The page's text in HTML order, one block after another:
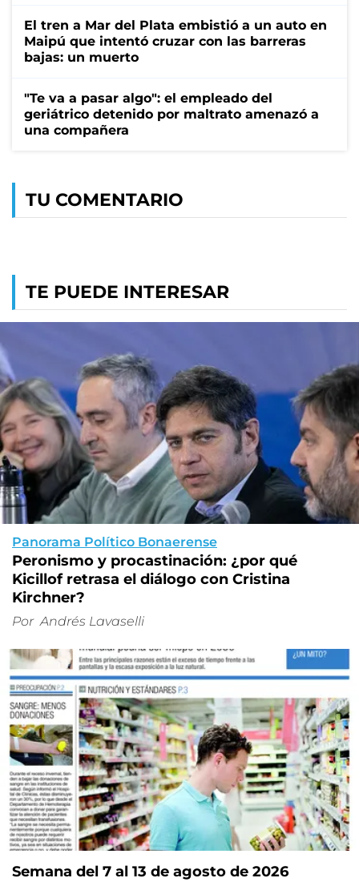
El tren a Mar del Plata embistió a un auto en
Maipú que intentó cruzar con las barreras
bajas: un muerto
"Te va a pasar algo": el empleado del
geriátrico detenido por maltrato amenazó a
una compañera
TU COMENTARIO
TE PUEDE INTERESAR
Panorama Político Bonaerense
Peronismo y procastinación: ¿por qué
Kicillof retrasa el diálogo con Cristina
Kirchner?
Por Andrés Lavaselli
Semana del 7 al 13 de agosto de 2026